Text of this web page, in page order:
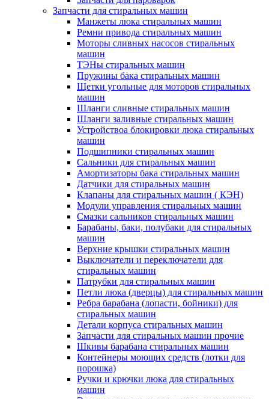
Запчасти для стиральных машин
Манжеты люка стиральных машин
Ремни привода стиральных машин
Моторы сливных насосов стиральных
машин
ТЭНы стиральных машин
Пружины бака стиральных машин
Щетки угольные для моторов стиральных
машин
Шланги сливные стиральных машин
Шланги заливные стиральных машин
Устройствоа блокировки люка стиральных
машин
Подшипники стиральных машин
Сальники для стиральных машин
Амортизаторы бака стиральных машин
Датчики для стиральных машин
Клапаны для стиральных машин ( КЭН)
Модули управления стиральных машин
Смазки сальников стиральных машин
Барабаны, баки, полубаки для стиральных
машин
Верхние крышки стиральных машин
Выключатели и переключатели для
стиральных машин
Патрубки для стиральных машин
Петли люка (дверцы) для стиральных машин
Ребра барабана (лопасти, бойники) для
стиральных машин
Детали корпуса стиральных машин
Запчасти для стиральных машин прочие
Шкивы барабана стиральных машин
Контейнеры моющих средств (лотки для
порошка)
Ручки и крючки люка для стиральных
машин